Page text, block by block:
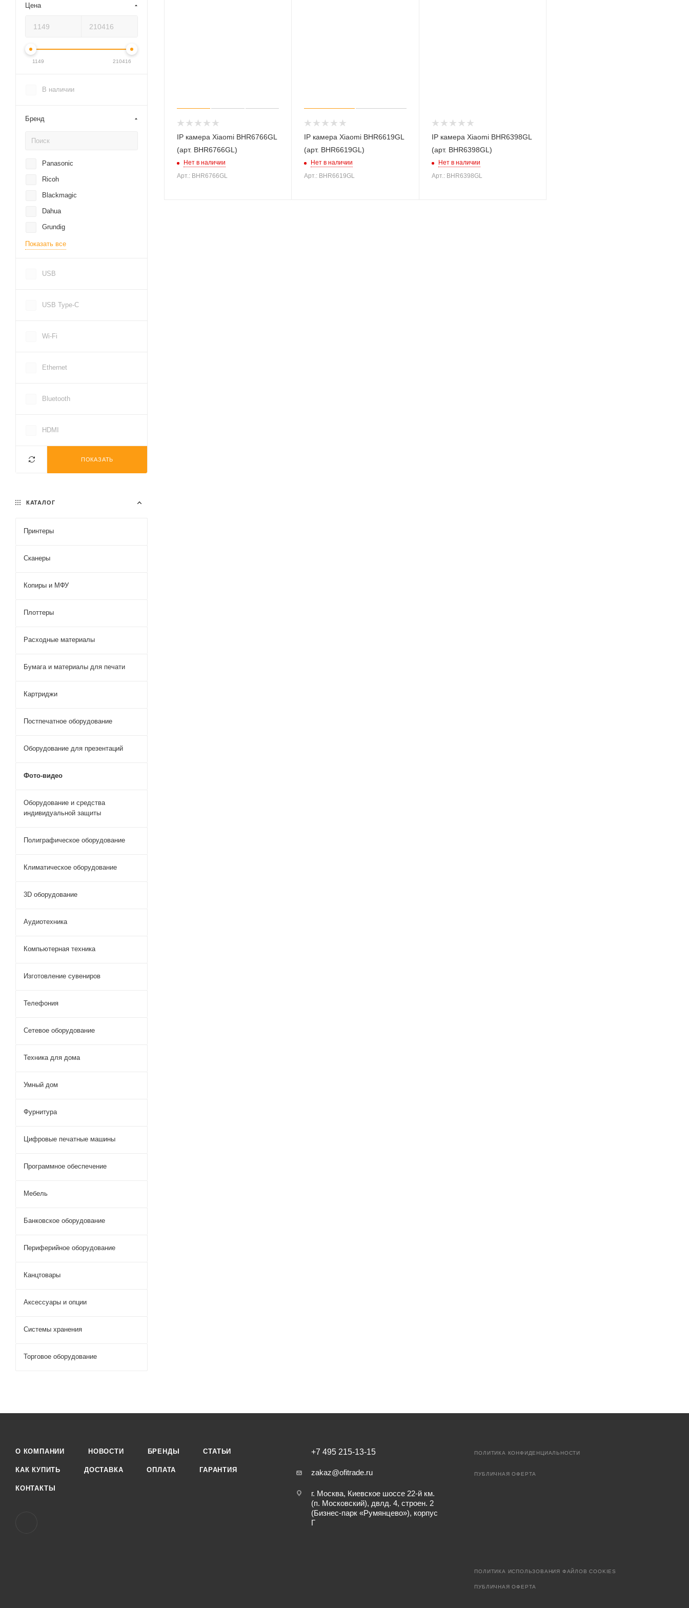
IP камера Xiaomi BHR6766GL
(арт. BHR6766GL)
Нет в наличии
Арт.: BHR6766GL
IP камера Xiaomi BHR6619GL
(арт. BHR6619GL)
Нет в наличии
Арт.: BHR6619GL
IP камера Xiaomi BHR6398GL
(арт. BHR6398GL)
Нет в наличии
Арт.: BHR6398GL
Цена
1149 210416
В наличии
Бренд
Panasonic
Ricoh
Blackmagic
Dahua
Grundig
Показать все
USB
USB Type-C
Wi-Fi
Ethernet
Bluetooth
HDMI
ПОКАЗАТЬ
КАТАЛОГ
Принтеры
Сканеры
Копиры и МФУ
Плоттеры
Расходные материалы
Бумага и материалы для печати
Картриджи
Постпечатное оборудование
Оборудование для презентаций
Фото-видео
Оборудование и средства
индивидуальной защиты
Полиграфическое оборудование
Климатическое оборудование
3D оборудование
Аудиотехника
Компьютерная техника
Изготовление сувениров
Телефония
Сетевое оборудование
Техника для дома
Умный дом
Фурнитура
Цифровые печатные машины
Программное обеспечение
Мебель
Банковское оборудование
Периферийное оборудование
Канцтовары
Аксессуары и опции
Системы хранения
Торговое оборудование
О КОМПАНИИ НОВОСТИ БРЕНДЫ СТАТЬИ
КАК КУПИТЬ ДОСТАВКА ОПЛАТА ГАРАНТИЯ
КОНТАКТЫ
+7 495 215-13-15
zakaz@ofitrade.ru
г. Москва, Киевское шоссе 22-й км.
(п. Московский), двлд. 4, строен. 2
(Бизнес-парк «Румянцево»), корпус
Г
ПОЛИТИКА КОНФИДЕНЦИАЛЬНОСТИ
ПУБЛИЧНАЯ ОФЕРТА
ПОЛИТИКА ИСПОЛЬЗОВАНИЯ ФАЙЛОВ COOKIES
ПУБЛИЧНАЯ ОФЕРТА